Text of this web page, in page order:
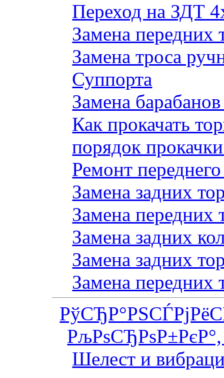
Переход на ЗДТ
Замена передних
Замена троса
Суппорта
Замена
Как прокачать
порядок
Ремонт
Замена задних
Замена передних
Замена задних
Замена задних
Замена передних
Шелест и